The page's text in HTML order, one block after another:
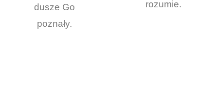
dusze Go
poznały.
rozumie.